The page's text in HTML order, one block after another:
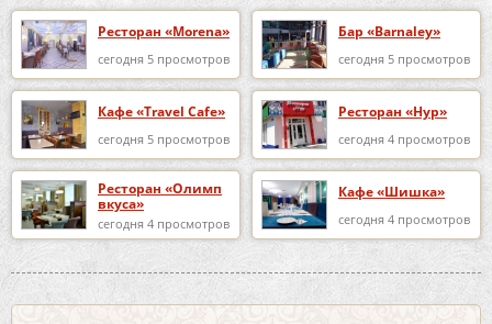
Ресторан «Morena»
сегодня 5 просмотров
Бар «Barnaley»
сегодня 5 просмотров
Кафе «Travel Cafe»
сегодня 5 просмотров
Ресторан «Нур»
сегодня 4 просмотров
Ресторан «Олимп
вкуса»
сегодня 4 просмотров
Кафе «Шишка»
сегодня 4 просмотров